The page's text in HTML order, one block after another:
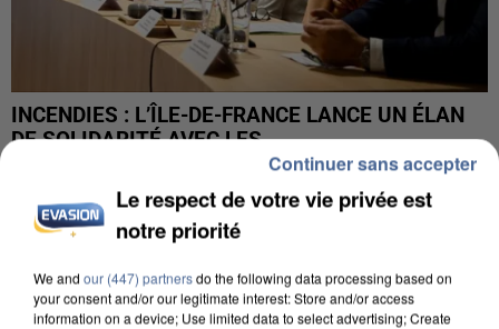
INCENDIES : L’ÎLE-DE-FRANCE LANCE UN ÉLAN
DE SOLIDARITÉ AVEC LES...
Le respect de votre vie privée est
notre priorité
We and our (447) partnersdo the following data processing based on
your consent and/or our legitimate interest: Store and/or access
information on a device; Use limited data to select advertising; Create
Continuer sans accepter